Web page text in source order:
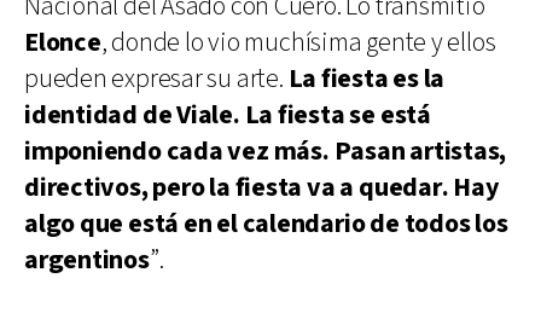
Elonce, donde lo vio muchísima gente y ellos
pueden expresar su arte. La fiesta es la
identidad de Viale. La fiesta se está
imponiendo cada vez más. Pasan artistas,
directivos, pero la fiesta va a quedar. Hay
algo que está en el calendario de todos los
argentinos”.